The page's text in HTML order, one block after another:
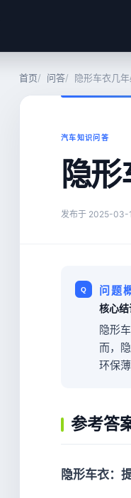
首页 问答 隐形车衣几
汽车知识问答
隐
发布于 2025-03-
问题
核心结
隐形
而，
环保
参考答
隐形车衣：